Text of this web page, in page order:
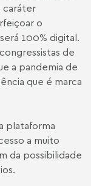
caráter
o
100% digital.
de
a pandemia de
que é marca
plataforma
a muito
da possibilidade